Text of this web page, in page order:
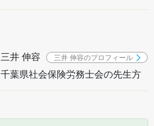
三井 伸容 三井 伸容のプロフィール
千葉県社会保険労務士会の先生方